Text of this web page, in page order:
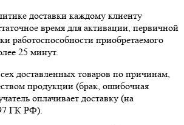
доставки каждому клиенту
время для активации, первичной
работоспособности приобретаемого
25 минут.
доставленных товаров по причинам,
продукции (брак, ошибочная
оплачивает доставку (на
ГК РФ).